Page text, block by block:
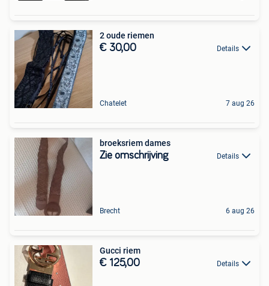
2 oude riemen
€ 30,00 Details
Chatelet 7 aug 26
broeksriem dames
Zie omschrijving Details
Brecht 6 aug 26
Gucci riem
€ 125,00 Details